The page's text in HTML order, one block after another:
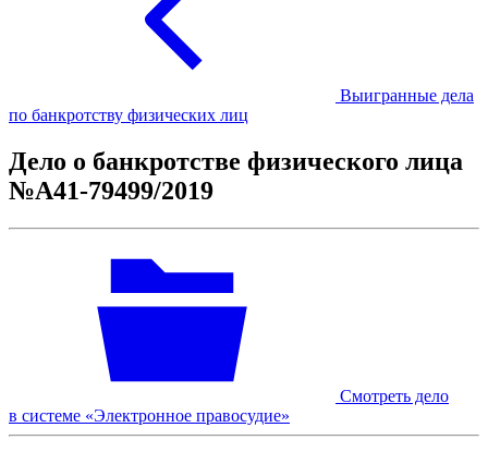
Выигранные дела
по банкротству физических лиц
Дело о банкротстве физического лица
№А41-79499/2019
Смотреть дело
в системе «Электронное правосудие»